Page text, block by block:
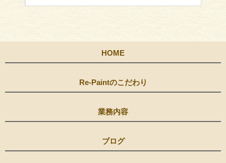
HOME
Re-Paintのこだわり
業務内容
ブログ